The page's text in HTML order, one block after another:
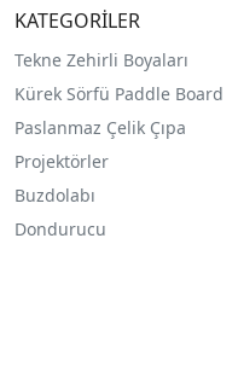
KATEGORİLER
Tekne Zehirli Boyaları
Kürek Sörfü Paddle Board
Paslanmaz Çelik Çıpa
Projektörler
Buzdolabı
Dondurucu